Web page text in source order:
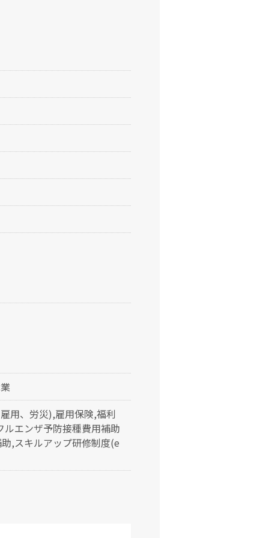
用、労災),雇用保険,福利
エンザ予防接種費用補助
,スキルアップ研修制度(e